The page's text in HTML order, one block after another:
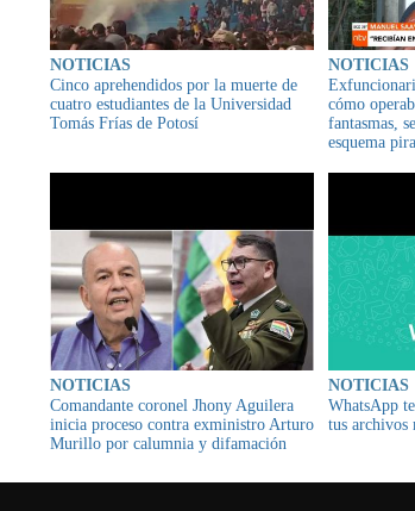
NOTICIAS
Cinco aprehendidos por la muerte de
cuatro estudiantes de la Universidad
Tomás Frías de Potosí
NOTICIAS
cómo
fantasmas,
esquema
NOTICIAS
Comandante coronel Jhony Aguilera
inicia proceso contra exministro Arturo
Murillo por calumnia y difamación
NOTICIAS
WhatsApp
tus archivos